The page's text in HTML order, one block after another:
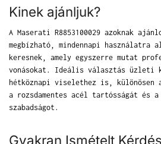
Kinek ajánljuk?
A Maserati R8853100029 azoknak
megbízható, mindennapi használatra
keresnek, amely egyszerre mutat
vonásokat. Ideális választás üzleti
hétköznapi viselethez is, különösen
a rozsdamentes acél tartósságát és
szabadságot.
Gyakran Ismételt